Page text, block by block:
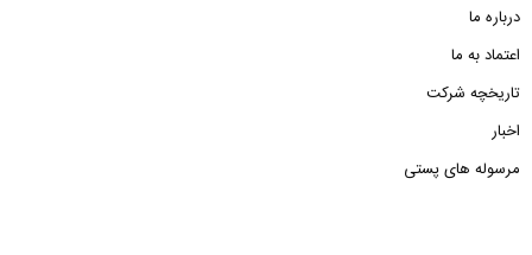
درباره ما
اعتماد به ما
تاریخچه شرکت
اخبار
مرسوله های پستی